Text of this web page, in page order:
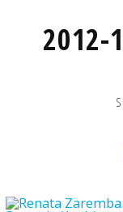
2012-